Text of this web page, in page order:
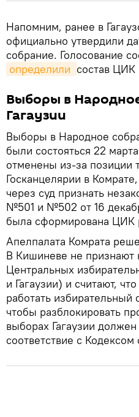
Напомним, ранее в
официально утвердили
собрание. Голосование
определили состав ЦИК
Выборы в
Гагаузии
Выборы в Народное
были состояться 22
отменены из-за позиции
Госканцелярии в
через суд признать
№501 и №502 от 16
была сформирована ЦИК
Апелпалата Комрата
В Кишиневе не признают
Центральных
и Гагаузии) и считают,
работать избирательный
чтобы разблокировать
выборах Гагаузии
соответствие с